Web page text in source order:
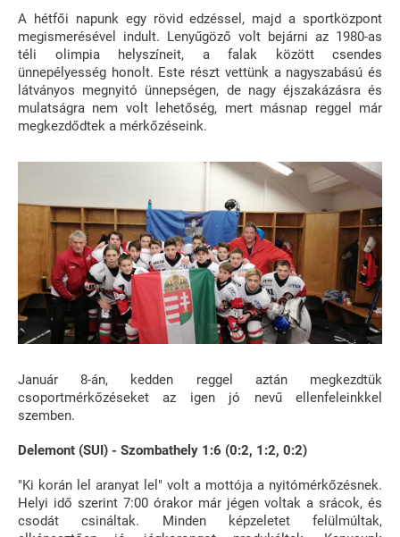
A hétfői napunk egy rövid edzéssel, majd a sportközpont
megismerésével indult. Lenyűgöző volt bejárni az 1980-as
téli olimpia helyszíneit, a falak között csendes
ünnepélyesség honolt. Este részt vettünk a nagyszabású és
látványos megnyitó ünnepségen, de nagy éjszakázásra és
mulatságra nem volt lehetőség, mert másnap reggel már
megkezdődtek a mérkőzéseink.
Január 8-án, kedden reggel aztán megkezdtük
csoportmérkőzéseket az igen jó nevű ellenfeleinkkel
szemben.
Delemont (SUI) - Szombathely 1:6 (0:2, 1:2, 0:2)
"Ki korán lel aranyat lel" volt a mottója a nyitómérkőzésnek.
Helyi idő szerint 7:00 órakor már jégen voltak a srácok, és
csodát csináltak. Minden képzeletet felülmúltak,